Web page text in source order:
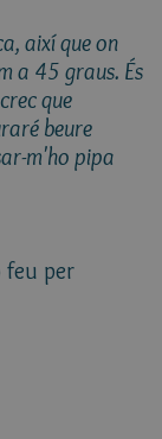
així que on
a 45 graus. És
que
beure
m'ho pipa
feu per